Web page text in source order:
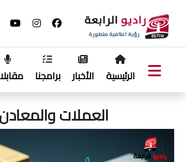
الرئيسية الأخبار برامجنا
العملات والمعادن